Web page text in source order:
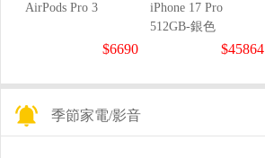
AirPods Pro 3
$6690
iPhone 17 Pro
512GB-銀色
$45864
季節家電/影音